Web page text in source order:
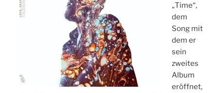
„Time“,
dem
Song mit
dem er
sein
zweites
Album
eröffnet,